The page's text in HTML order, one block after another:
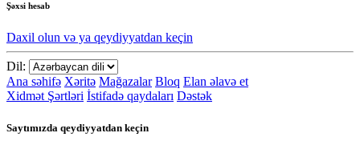
Şəxsi hesab
Daxil olun və ya qeydiyyatdan keçin
Dil:
Ana səhifə Xəritə Mağazalar Bloq Elan əlavə et
Xidmət Şərtləri İstifadə qaydaları Dəstək
Saytımızda qeydiyyatdan keçin